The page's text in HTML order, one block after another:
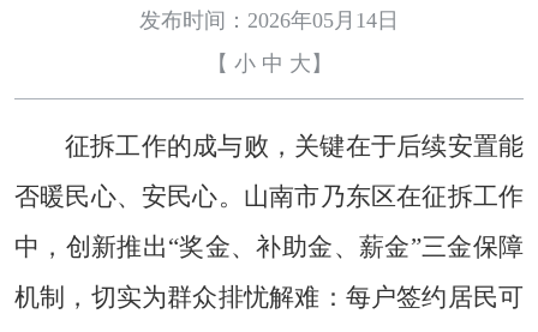
发布时间：2026年05月14日
【 小 中 大 】
征拆工作的成与败，关键在于后续安置能
否暖民心、安民心。山南市乃东区在征拆工作
中，创新推出“奖金、补助金、薪金”三金保障
机制，切实为群众排忧解难：每户签约居民可